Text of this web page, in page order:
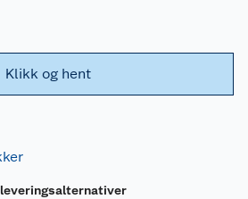
Klikk og hent
leveringsalternativer